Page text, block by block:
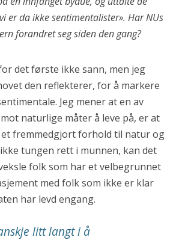
er da ikke sentimentalister». Har NUs
forandret seg siden den gang?
det første ikke sann, men jeg
den reflekterer, for å markere
Jeg mener at en av
naturlige måter å leve på, er at
fremmedgjort forhold til natur og
tungen rett i munnen, kan det
folk som har et velbegrunnet
med folk som ikke er klar
har levd engang.
litt langt i å